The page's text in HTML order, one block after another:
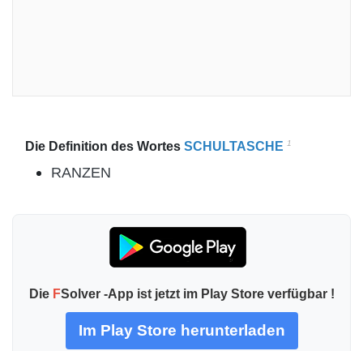
Die Definition des Wortes SCHULTASCHE 1
RANZEN
Die FSolver -App ist jetzt im Play Store verfügbar !
Im Play Store herunterladen